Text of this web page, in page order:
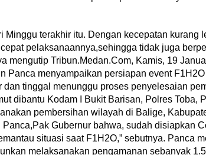
Minggu terakhir itu. Dengan kecepatan kurang
pelaksanaannya,sehingga tidak juga
mengutip Tribun.Medan.Com, Kamis, 19
Panca menyampaikan persiapan event
dan tinggal menunggu proses penyelesaian
dibantu Kodam I Bukit Barisan, Polres Toba,
pembersihan wilayah di Balige,
Gubernur bahwa, sudah disiapkan
situasi saat F1H2O,” sebutnya. Panca
melaksanakan pengamanan sebanyak